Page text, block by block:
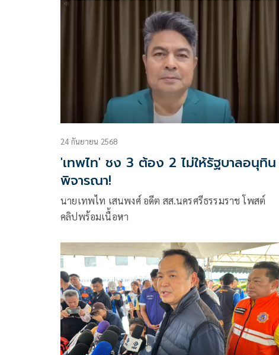
24 กันยายน 2568
'เทพไท' ชง 3 ต้อง 2 ไม่ให้รัฐบาลอนุทิน
พิจารณา!
นายเทพไท เสนพงศ์ อดีต สส.นครศรีธรรมราช โพสต์
คลิปพร้อมเนื้อหา